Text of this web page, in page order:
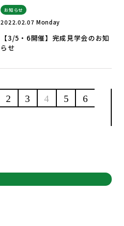
お知らせ
2022.02.07 Monday
【3/5・6開催】完成見学会のお知
らせ
2 3 4 5
6